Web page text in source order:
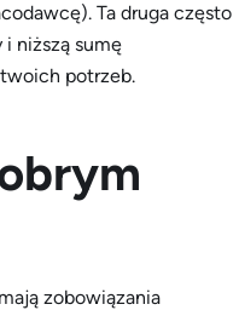
Ta druga często
i niższą sumę
potrzeb.
zobowiązania